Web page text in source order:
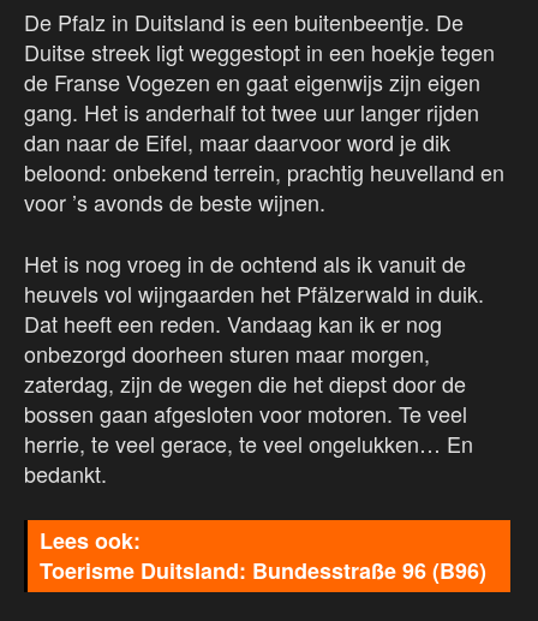
De Pfalz in Duitsland is een buitenbeentje. De
Duitse streek ligt weggestopt in een hoekje tegen
de Franse Vogezen en gaat eigenwijs zijn eigen
gang. Het is anderhalf tot twee uur langer rijden
dan naar de Eifel, maar daarvoor word je dik
beloond: onbekend terrein, prachtig heuvelland en
voor ’s avonds de beste wijnen.
Het is nog vroeg in de ochtend als ik vanuit de
heuvels vol wijngaarden het Pfälzerwald in duik.
Dat heeft een reden. Vandaag kan ik er nog
onbezorgd doorheen sturen maar morgen,
zaterdag, zijn de wegen die het diepst door de
bossen gaan afgesloten voor motoren. Te veel
herrie, te veel gerace, te veel ongelukken… En
bedankt.
Toerisme Duitsland: Bundesstraße 96 (B96)